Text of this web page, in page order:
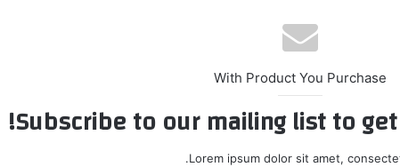
With Product You Purchase
Subscribe to our mailing list to
Lorem ipsum dolor sit amet,